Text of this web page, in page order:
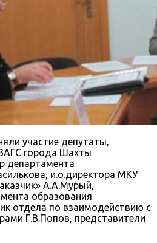
участие депутаты,
города Шахты
департамента
и.о.директора МКУ
А.А.Мурый,
образования
отдела по взаимодействию с
Г.В.Попов, представители